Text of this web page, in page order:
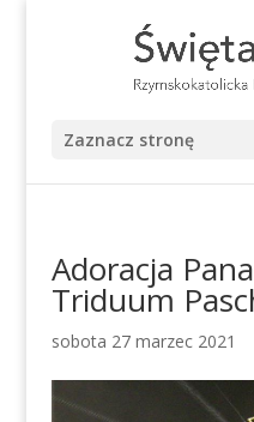
Zaznacz stronę
Adoracja
Triduum
sobota 27 marzec 2021